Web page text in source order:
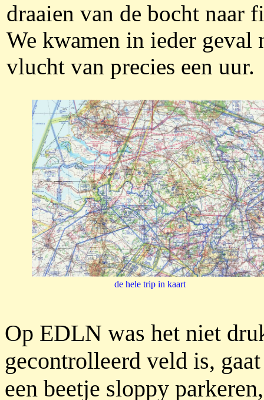
draaien van de bocht naar
We kwamen in ieder geval
vlucht van precies een uur.
de hele trip in kaart
Op EDLN was het niet
gecontrolleerd veld is,
een beetje sloppy